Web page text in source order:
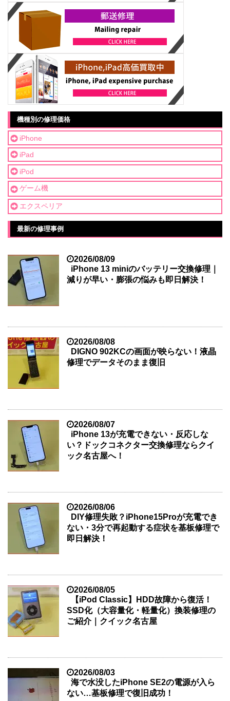
機種別の修理価格
iPhone
iPad
iPod
ゲーム機
エクスペリア
最新の修理事例
2026/08/09
iPhone 13 miniのバッテリー交換修理｜
減りが早い・膨張の悩みも即日解決！
2026/08/08
DIGNO 902KCの画面が映らない！液晶
修理でデータそのまま復旧
2026/08/07
iPhone 13が充電できない・反応しな
い？ドックコネクター交換修理ならクイ
ック名古屋へ！
2026/08/06
DIY修理失敗？iPhone15Proが充電でき
ない・3分で再起動する症状を基板修理で
即日解決！
2026/08/05
【iPod Classic】HDD故障から復活！
SSD化（大容量化・軽量化）換装修理の
ご紹介｜クイック名古屋
2026/08/03
海で水没したiPhone SE2の電源が入ら
ない…基板修理で復旧成功！